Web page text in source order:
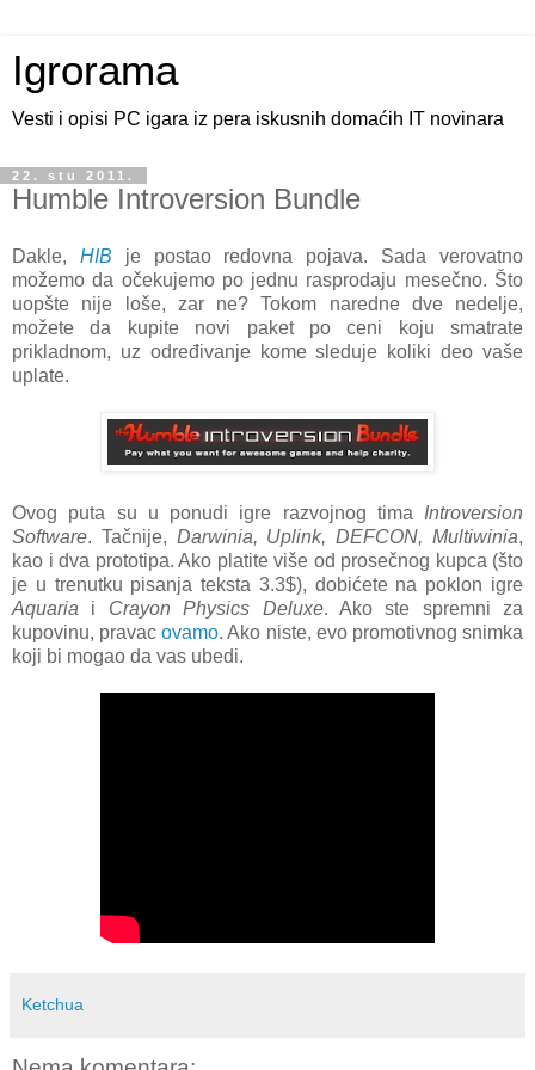
Igrorama
Vesti i opisi PC igara iz pera iskusnih domaćih IT novinara
22. stu 2011.
Humble Introversion Bundle
Dakle, HIB je postao redovna pojava. Sada verovatno
možemo da očekujemo po jednu rasprodaju mesečno. Što
uopšte nije loše, zar ne? Tokom naredne dve nedelje,
možete da kupite novi paket po ceni koju smatrate
prikladnom, uz određivanje kome sleduje koliki deo vaše
uplate.
Ovog puta su u ponudi igre razvojnog tima Introversion
Software. Tačnije, Darwinia, Uplink, DEFCON, Multiwinia,
kao i dva prototipa. Ako platite više od prosečnog kupca (što
je u trenutku pisanja teksta 3.3$), dobićete na poklon igre
Aquaria i Crayon Physics Deluxe. Ako ste spremni za
kupovinu, pravacovamo. Ako niste, evo promotivnog snimka
koji bi mogao da vas ubedi.
Ketchua